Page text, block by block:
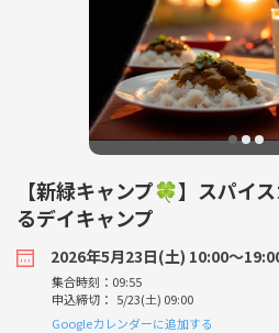
【新緑キャンプ🍀】スパイ
るデイキャンプ
2026年5月23日(土) 10:00〜
集合時刻：09:55
申込締切： 5/23(土) 09:00
Googleカレンダーに追加する